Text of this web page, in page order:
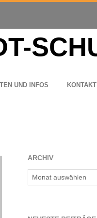
UND INFOS KON­TAKT
ARCHIV
Archiv